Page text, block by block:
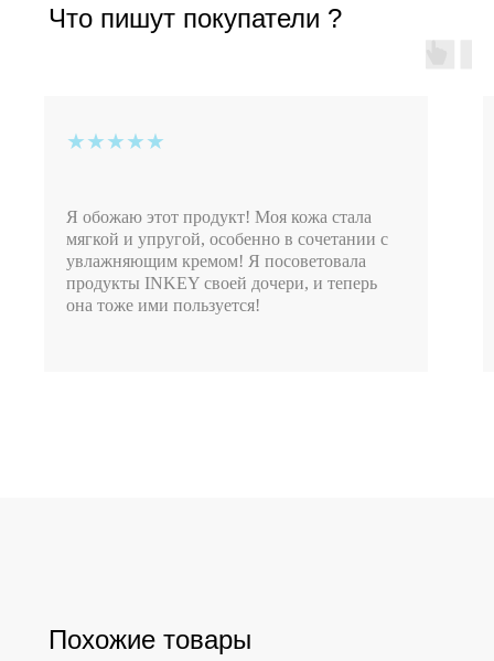
Что пишут покупатели ?
★★★★★
Я обожаю этот продукт! Моя кожа стала
мягкой и упругой, особенно в сочетании с
увлажняющим кремом! Я посоветовала
продукты INKEY своей дочери, и теперь
она тоже ими пользуется!
Похожие товары